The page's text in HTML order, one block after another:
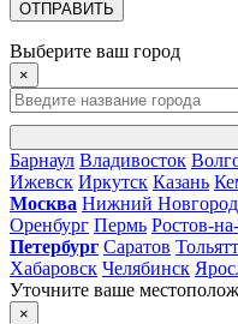
Выберите ваш город
×
Барнаул Владивосток
Ижевск Иркутск Казань
Москва Нижний Новгород
Оренбург Пермь Ростов-
Петербург Саратов
Хабаровск Челябинск
Уточните ваше
×